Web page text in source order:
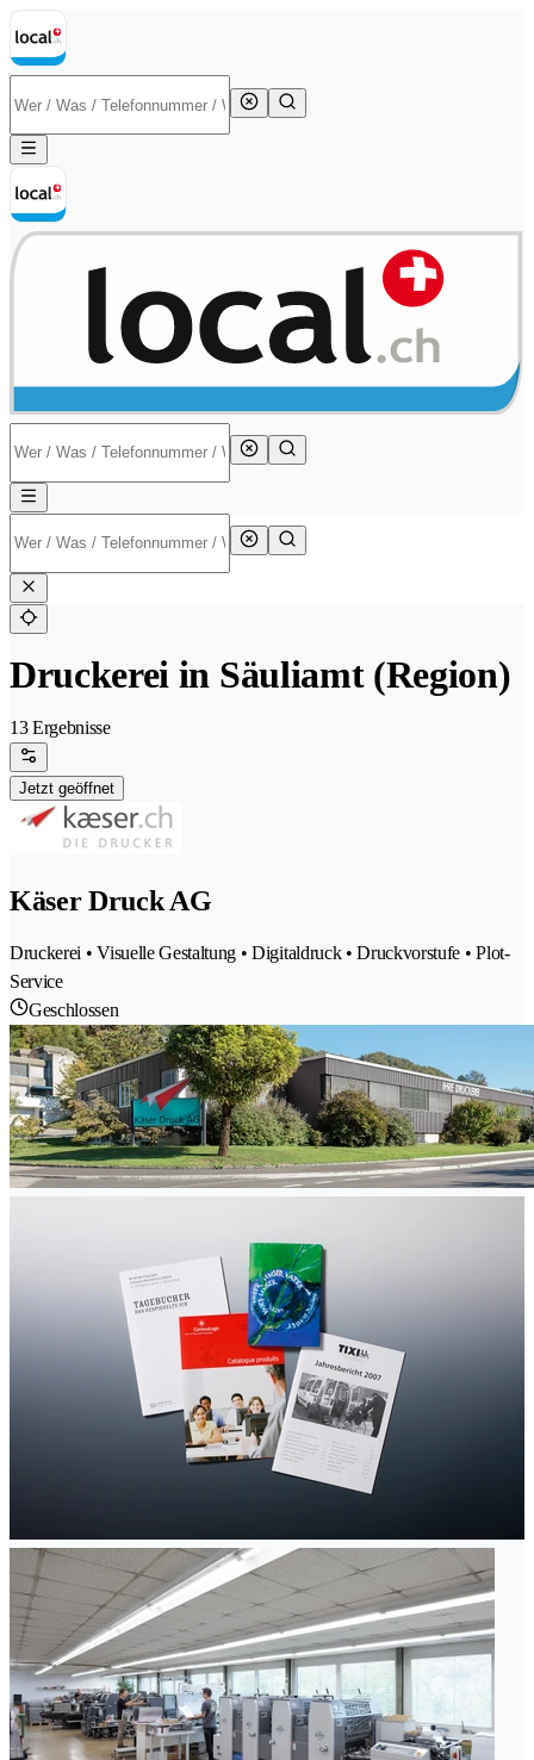
Druckerei in Säuliamt (Region)
13 Ergebnisse
Jetzt geöffnet
Käser Druck AG
Druckerei • Visuelle Gestaltung • Digitaldruck • Druckvorstufe • Plot-
Service
Geschlossen